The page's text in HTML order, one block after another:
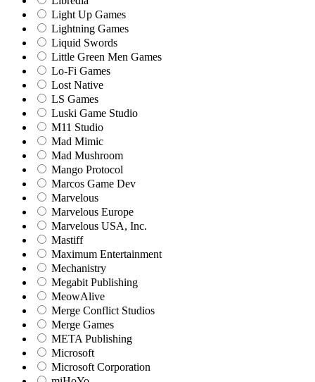
Light Up Games
Lightning Games
Liquid Swords
Little Green Men Games
Lo-Fi Games
Lost Native
LS Games
Luski Game Studio
M11 Studio
Mad Mimic
Mad Mushroom
Mango Protocol
Marcos Game Dev
Marvelous
Marvelous Europe
Marvelous USA, Inc.
Mastiff
Maximum Entertainment
Mechanistry
Megabit Publishing
MeowAlive
Merge Conflict Studios
Merge Games
META Publishing
Microsoft
Microsoft Corporation‬